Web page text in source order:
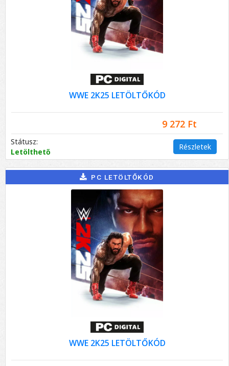
WWE 2K25 LETÖLTŐKÓD
9 272 Ft
Státusz:
Letölthető
Részletek
PC LETÖLTŐKÓD
WWE 2K25 LETÖLTŐKÓD